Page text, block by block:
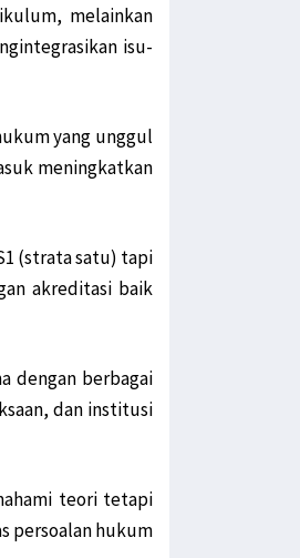
melainkan
isu-
yang unggul
meningkatkan
(strata satu) tapi
akreditasi baik
dengan berbagai
dan institusi
teori tetapi
persoalan hukum